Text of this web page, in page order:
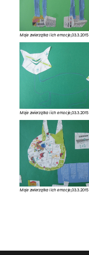
Moje zwierzątka i ich emocje ,03.3.2015
Moje zwierzątka i ich emocje ,03.3.2015
Moje zwierzątka i ich emocje,03.3.2015